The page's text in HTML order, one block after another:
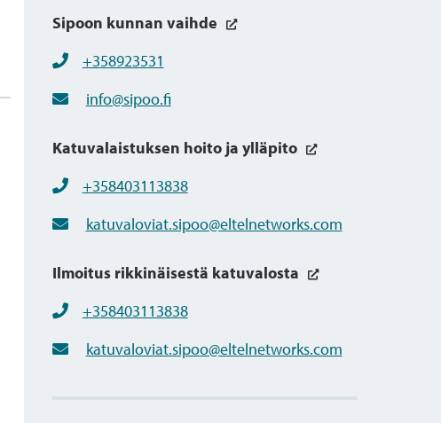
Sipoon kunnan vaihde
+358923531
info@sipoo.fi
Katuvalaistuksen hoito ja ylläpito
+358403113838
katuvaloviat.sipoo@eltelnetworks.com
Ilmoitus rikkinäisestä katuvalosta
+358403113838
katuvaloviat.sipoo@eltelnetworks.com